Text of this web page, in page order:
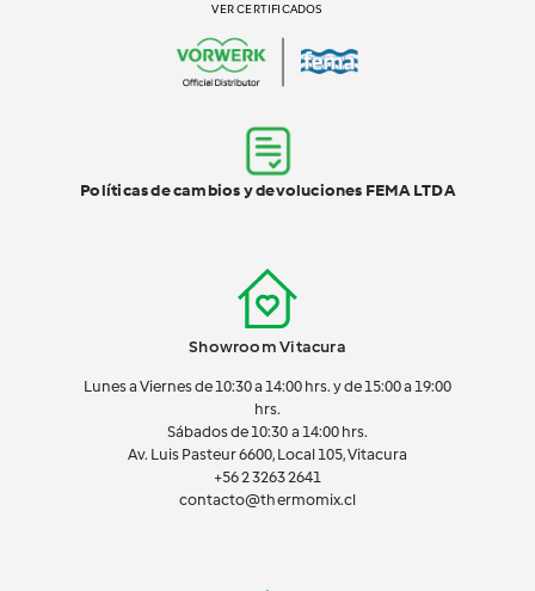
Showroom Vitacura
Lunes a Viernes de 10:30 a 14:00 hrs. y de 15:00 a 19:00
hrs.
Sábados de 10:30 a 14:00 hrs.
Av. Luis Pasteur 6600, Local 105, Vitacura
+56 2 3263 2641
contacto@thermomix.cl
VER CERTIFICADOS
Políticas de cambios y devoluciones FEMA LTDA